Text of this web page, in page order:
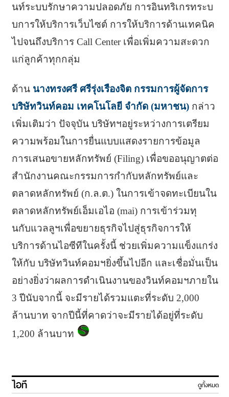
นท์ระบบรักษาความปลอดภัย การอินทริเกรทระบ
บการให้บริการเว็บไซต์ การให้บริการด้านเทคนิค
ไปจนถึงบริการ Call Center เพื่อเพิ่มความสะดวก
แก่ลูกค้าทุกกลุ่ม
ด้าน นางทรงศรี ศรีรุ่งเรืองจิต กรรมการผู้จัดการ
บริษัทวินท์คอม เทคโนโลยี จำกัด (มหาชน)กล่าว
เพิ่มเติมว่า ปัจจุบัน บริษัทฯอยู่ระหว่างการเตรียม
ความพร้อมในการยื่นแบบแสดงรายการข้อมูล
การเสนอขายหลักทรัพย์ (Filing) เพื่อขออนุญาตต่อ
สำนักงานคณะกรรมการกำกับหลักทรัพย์และ
ตลาดหลักทรัพย์ (ก.ล.ต.) ในการเข้าจดทะเบียนใน
ตลาดหลักทรัพย์เอ็มเอไอ (mai) การเข้าร่วมทุ
นกับแวลลูฯเพื่อขยายธุรกิจไปสู่ธุรกิจการให้
บริการด้านไอซีทีในครั้งนี้ ช่วยเพิ่มความแข็งแกร่ง
ให้กับ บริษัทวินท์คอมฯยิ่งขึ้นไปอีก และเชื่อมั่นเป็น
อย่างยิ่งว่าผลการดำเนินงานของวินท์คอมฯภายใน
3 ปีนับจากนี้ จะมีรายได้รวมแตะที่ระดับ 2,000
ล้านบาท จากปีนี้ที่คาดว่าจะมีรายได้อยู่ที่ระดับ
1,200 ล้านบาท
ไอที ดูทั้งหมด